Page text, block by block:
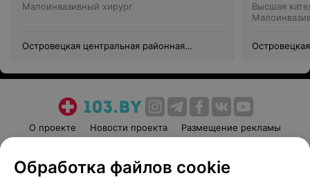
Малоинвазивный хирург
Островецкая центральная районная
Высшая
О проекте Новости проекта
Размещение рекламы
Пользовательское соглашение
Способы оплаты
Обработка файлов cookie